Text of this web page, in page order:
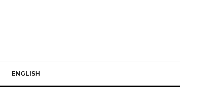
ENGLISH